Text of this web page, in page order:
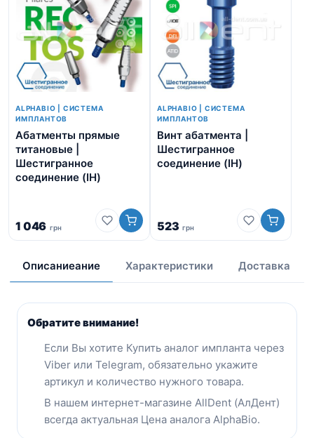
ALPHABIO | СИСТЕМА
ИМПЛАНТОВ
Абатменты прямые
титановые |
Шестигранное
соединение (IH)
1 046 грн
ALPHABIO | СИСТЕМА
ИМПЛАНТОВ
Винт абатмента |
Шестигранное
соединение (IH)
523 грн
Описаниеание Характеристики Доставка
Обратите внимание!
Eсли Вы хотите Купить аналог импланта через
Viber или Telegram, обязательно укажите
артикул и количество нужного товара.
В нашем интернет-магазине AllDent (АлДент)
всегда актуальная Цена аналога AlphaBio.